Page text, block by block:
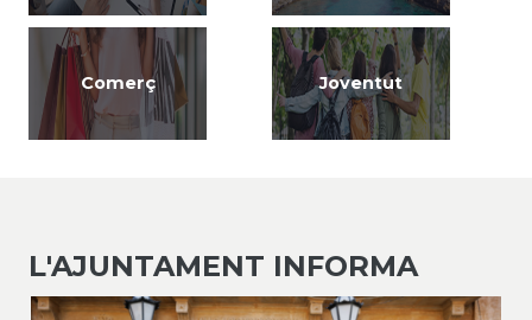
Comerç Joventut
L'AJUNTAMENT INFORMA